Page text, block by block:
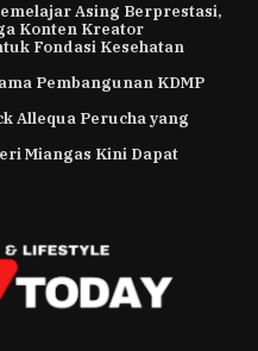
Asing Berprestasi,
Konten Kreator
Fondasi Kesehatan
Pembangunan KDMP
Allequa Perucha yang
Miangas Kini Dapat